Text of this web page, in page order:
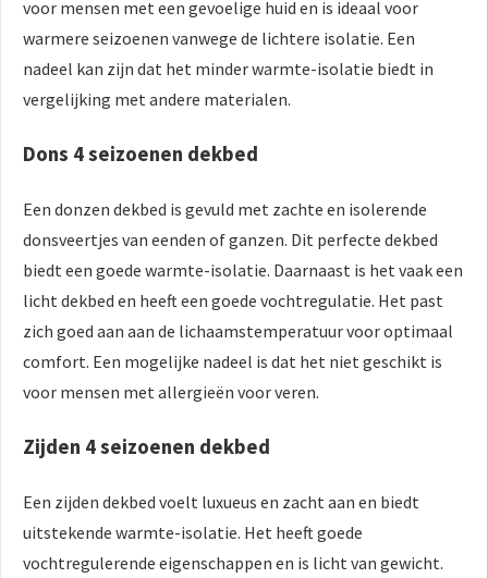
voor mensen met een gevoelige huid en is ideaal voor
warmere seizoenen vanwege de lichtere isolatie. Een
nadeel kan zijn dat het minder warmte-isolatie biedt in
vergelijking met andere materialen.
Dons 4 seizoenen dekbed
Een donzen dekbed is gevuld met zachte en isolerende
donsveertjes van eenden of ganzen. Dit perfecte dekbed
biedt een goede warmte-isolatie. Daarnaast is het vaak een
licht dekbed en heeft een goede vochtregulatie. Het past
zich goed aan aan de lichaamstemperatuur voor optimaal
comfort. Een mogelijke nadeel is dat het niet geschikt is
voor mensen met allergieën voor veren.
Zijden 4 seizoenen dekbed
Een zijden dekbed voelt luxueus en zacht aan en biedt
uitstekende warmte-isolatie. Het heeft goede
vochtregulerende eigenschappen en is licht van gewicht.